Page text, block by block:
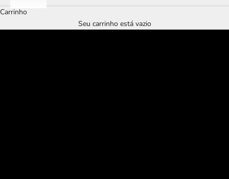
Carrinho
Seu carrinho está vazio
tour imersivo